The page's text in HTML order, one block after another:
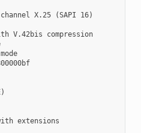
X.25 (SAPI 16)
V.42bis compression
extensions